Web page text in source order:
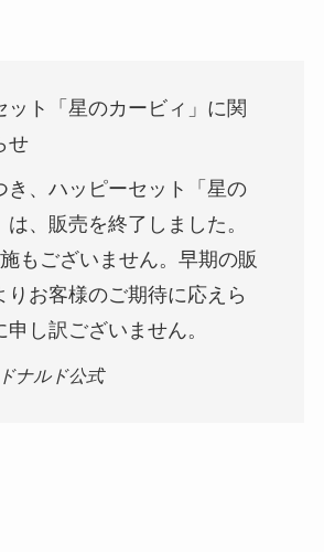
ット「星のカービィ」に関
せ
き、ハッピーセット「星の
は、販売を終了しました。
もございません。早期の販
りお客様のご期待に応えら
申し訳ございません。
ナルド公式